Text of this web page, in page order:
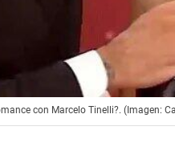
con Marcelo Tinelli?. (Imagen: